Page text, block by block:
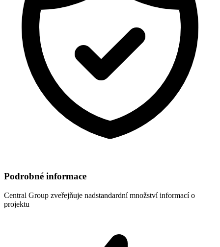
Podrobné informace
Central Group zveřejňuje nadstandardní množství informací o
projektu